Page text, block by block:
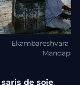
Ekambareshvara
Mandapa
saris de soie,